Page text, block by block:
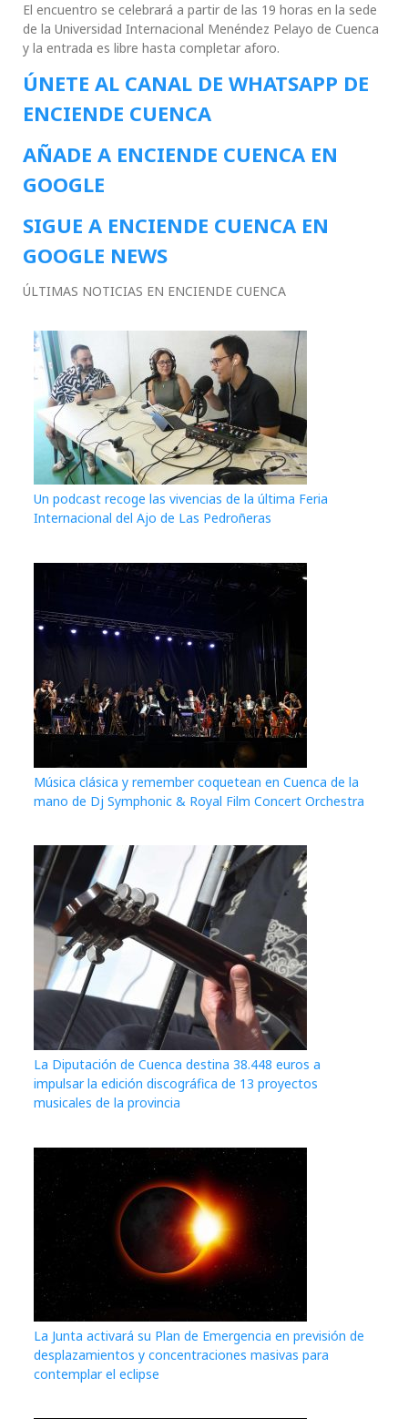
El encuentro se celebrará a partir de las 19 horas en la sede
de la Universidad Internacional Menéndez Pelayo de Cuenca
y la entrada es libre hasta completar aforo.
ÚNETE AL CANAL DE WHATSAPP DE
ENCIENDE CUENCA
AÑADE A ENCIENDE CUENCA EN
GOOGLE
SIGUE A ENCIENDE CUENCA EN
GOOGLE NEWS
ÚLTIMAS NOTICIAS EN ENCIENDE CUENCA
Un podcast recoge las vivencias de la última Feria
Internacional del Ajo de Las Pedroñeras
Música clásica y remember coquetean en Cuenca de la
mano de Dj Symphonic & Royal Film Concert Orchestra
La Diputación de Cuenca destina 38.448 euros a
impulsar la edición discográfica de 13 proyectos
musicales de la provincia
La Junta activará su Plan de Emergencia en previsión de
desplazamientos y concentraciones masivas para
contemplar el eclipse